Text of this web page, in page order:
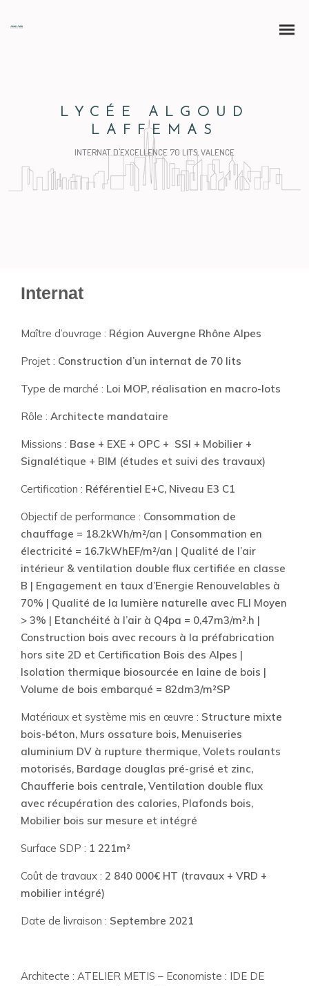
LYCÉE ALGOUD
LAFFEMAS
INTERNAT D'EXCELLENCE 70 LITS, VALENCE
Internat
Maître d’ouvrage : Région Auvergne Rhône Alpes
Projet : Construction d’un internat de 70 lits
Type de marché : Loi MOP, réalisation en macro-lots
Rôle : Architecte mandataire
Missions : Base + EXE + OPC + SSI + Mobilier +
Signalétique + BIM (études et suivi des travaux)
Certification : Référentiel E+C, Niveau E3 C1
Objectif de performance : Consommation de
chauffage = 18.2kWh/m²/an | Consommation en
électricité = 16.7kWhEF/m²/an | Qualité de l’air
intérieur & ventilation double flux certifiée en classe
B | Engagement en taux d’Energie Renouvelables à
70% | Qualité de la lumière naturelle avec FLI Moyen
> 3% | Etanchéité à l’air à Q4pa = 0,47m3/m².h |
Construction bois avec recours à la préfabrication
hors site 2D et Certification Bois des Alpes |
Isolation thermique biosourcée en laine de bois |
Volume de bois embarqué = 82dm3/m²SP
Matériaux et système mis en œuvre : Structure mixte
bois-béton, Murs ossature bois, Menuiseries
aluminium DV à rupture thermique, Volets roulants
motorisés, Bardage douglas pré-grisé et zinc,
Chaufferie bois centrale, Ventilation double flux
avec récupération des calories, Plafonds bois,
Mobilier bois sur mesure et intégré
Surface SDP : 1 221m²
Coût de travaux : 2 840 000€ HT (travaux + VRD +
mobilier intégré)
Date de livraison : Septembre 2021
Architecte : ATELIER METIS – Economiste : IDE DE